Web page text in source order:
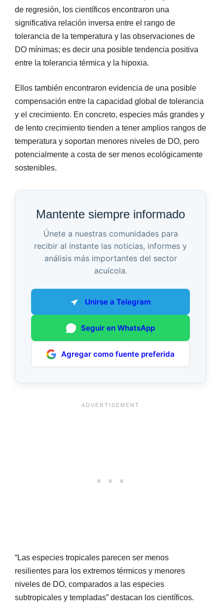
de regresión, los científicos encontraron una
significativa relación inversa entre el rango de
tolerancia de la temperatura y las observaciones de
DO mínimas; es decir una posible tendencia positiva
entre la tolerancia térmica y la hipoxia.
Ellos también encontraron evidencia de una posible
compensación entre la capacidad global de tolerancia
y el crecimiento. En concreto, especies más grandes y
de lento crecimiento tienden a tener amplios rangos de
temperatura y soportan menores niveles de DO, pero
potencialmente a costa de ser menos ecológicamente
sostenibles.
Mantente siempre informado
Únete a nuestras comunidades para
recibir al instante las noticias, informes y
análisis más importantes del sector
acuícola.
Unirse a Telegram
Seguir en WhatsApp
Agregar como fuente preferida
“Las especies tropicales parecen ser menos
resilientes para los extremos térmicos y menores
niveles de DO, comparados a las especies
subtropicales y templadas” destacan los científicos.